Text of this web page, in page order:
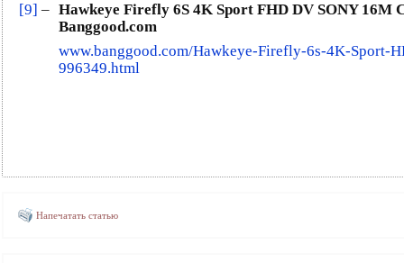
[9] – Hawkeye Firefly 6S 4K Sport FHD DV SONY
Banggood.com
www.banggood.com/Hawkeye-Firefly-6s-4K-Sport-
996349.html
Напечатать статью